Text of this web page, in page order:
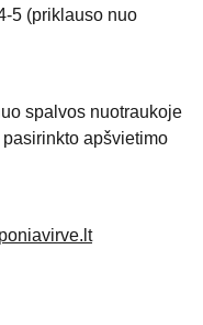
5 (priklauso nuo
spalvos nuotraukoje
apšvietimo